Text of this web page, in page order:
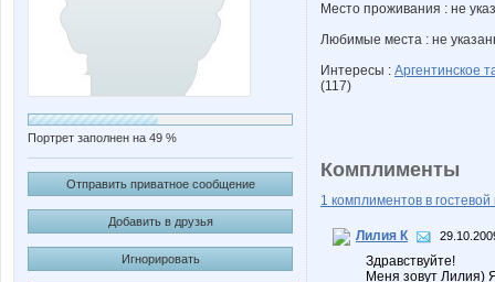
Портрет заполнен на 49 %
Отправить приватное сообщение
Добавить в друзья
Игнорировать
Место проживания : не
Любимые места : не
Интересы : Аргентинское
(117)
Комплименты
1 комплиментов в гостевой
Лилия К
Здравствуйте!
Меня зовут Лилия)